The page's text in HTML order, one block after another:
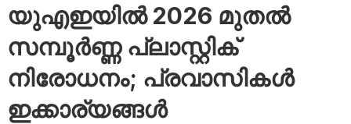
യുഎഇയിൽ 2026 മുതൽ
സമ്പൂർണ്ണ പ്ലാസ്റ്റിക്
നിരോധനം; പ്രവാസികൾ
ഇക്കാര്യങ്ങൾ